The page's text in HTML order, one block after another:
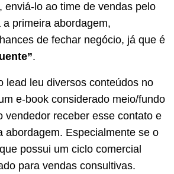
enviá-lo ao time de vendas pelo
primeira abordagem,
de fechar negócio, já que é
.
lead leu diversos conteúdos no
e-book considerado meio/fundo
vendedor receber esse contato e
abordagem. Especialmente se o
possui um ciclo comercial
para vendas consultivas.